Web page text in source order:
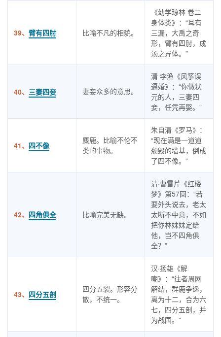
39、 臂有四肘 比喻不凡的相貌。
《幼学琼林 卷二
身体类》：“耳有
三漏，大禹之奇
形，臂有四肘，成
汤之异体。”
40、 三妻四妾 妻妾众多的意思。
清 李渔《风筝误
逼婚》：“你做状
元的人，三妻四
妾，任凭再娶。”
41、 四不像
麋鹿。比喻不伦不
类的事物。
朱自清《罗马》：
“现在满是一道道
颓毁的墙基，倒成
了四不像。”
42、 四角俱全 比喻完美无缺。
清·曹雪芹《红楼
梦》第57回：“若
要外头说去，老太
太断不中意，不如
把你林妹妹定给
他，岂不四角俱
全？”
43、 四分五剖
四分五裂。形容分
散，不统一。
汉·扬雄《解
嘲》：“往者周网
解结，群鹿争逸，
离为十二，合为六
七，四分五剖，并
为战国。”